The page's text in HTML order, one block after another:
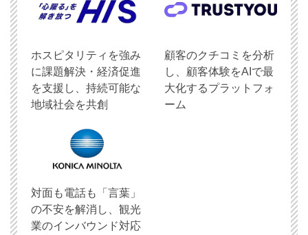
ホスピタリティを強み
に課題解決・経済促進
を支援し、持続可能な
地域社会を共創
顧客のクチコミを分析
し、顧客体験をAIで最
大化するプラットフォ
ーム
対面も電話も「言葉」
の不安を解消し、観光
業のインバウンド対応